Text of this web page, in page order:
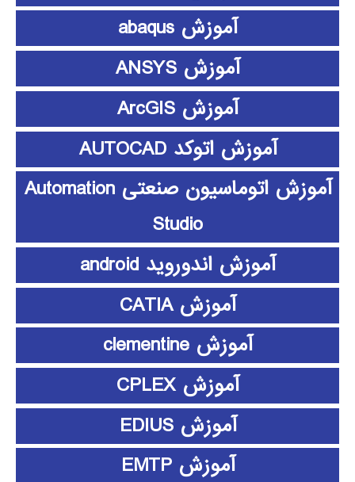
آموزش abaqus
آموزش ANSYS
آموزش ArcGIS
آموزش اتوکد AUTOCAD
آموزش اتوماسیون صنعتی Automation
Studio
آموزش اندوروید android
آموزش CATIA
آموزش clementine
آموزش CPLEX
آموزش EDIUS
آموزش EMTP